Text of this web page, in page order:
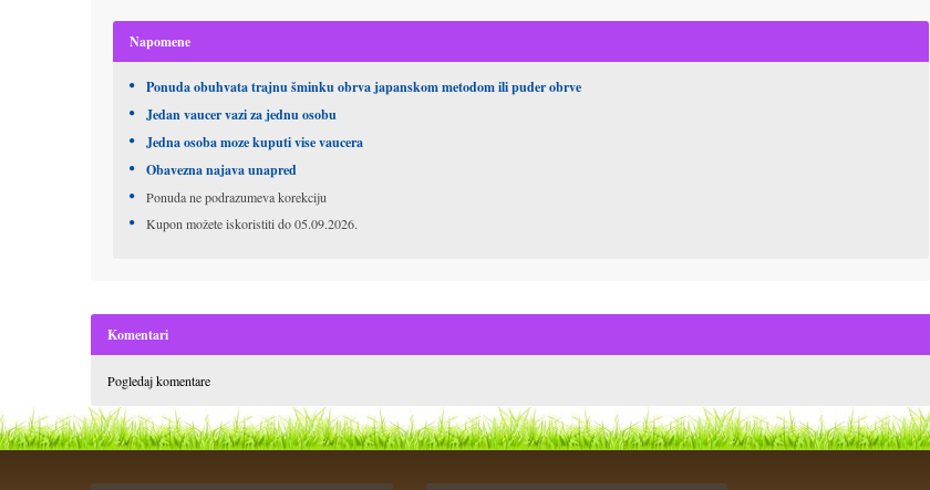
Napomene
Ponuda obuhvata trajnu šminku obrva japanskom metodom ili puder obrve
Jedan vaucer vazi za jednu osobu
Jedna osoba moze kuputi vise vaucera
Obavezna najava unapred
Ponuda ne podrazumeva korekciju
Kupon možete iskoristiti do 05.09.2026.
Komentari
Pogledaj komentare